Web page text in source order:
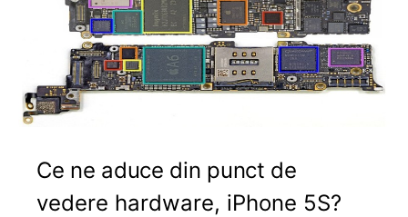
Ce ne aduce din punct de
vedere hardware, iPhone 5S?